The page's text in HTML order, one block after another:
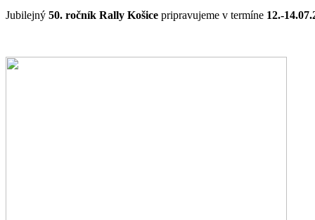
Jubilejný 50. ročník Rally Košice pripravujeme v termíne 12.-